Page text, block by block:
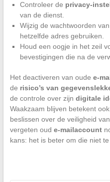
Controleer de privacy-
van de dienst.
Wijzig de wachtwoorden
hetzelfde adres gebruiken.
Houd een oogje in het zeil
bevestigingen die na de
Het deactiveren van oude e-
de risico’s van
de controle over zijn digitale
Waakzaam blijven betekent
beslissen over de veiligheid
vergeten oud e-mailaccount
kans: het is beter om die niet te